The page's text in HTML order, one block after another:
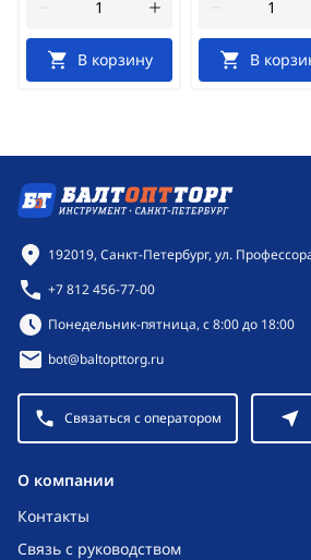
В корзину В
O компании
Контакты
Связь с руководством
Контактная информация
192019, Санкт-Петербург, ул.
+7 812 456-77-00
Режим работы:
Понедельник-пятница, с 8:00 до 18:00
bot@baltopttorg.ru
Связаться с оператором